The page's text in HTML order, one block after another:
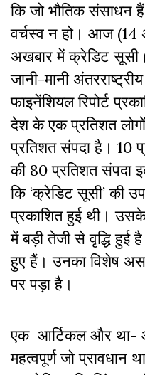
कि जो भौतिक संसाधन
वर्चस्व न हो। आज
अखबार में क्रेडिट सूसी
जानी-मानी
फाइनेंशियल रिपोर्ट
देश के एक प्रतिशत
प्रतिशत संपदा है। 10
की 80 प्रतिशत संपदा
कि ‘क्रेडिट सूसी’ की
प्रकाशित हुई थी।
में बड़ी तेजी से वृद्धि हुई
हुए हैं। उनका विशेष
पर पड़ा है।
एक आर्टिकल और था-
महत्वपूर्ण जो प्रावधान